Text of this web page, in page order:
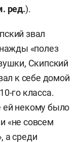
ред.).
звал
«полез
Скипский
к себе домой
го класса.
ей некому было
«не совсем
а среди